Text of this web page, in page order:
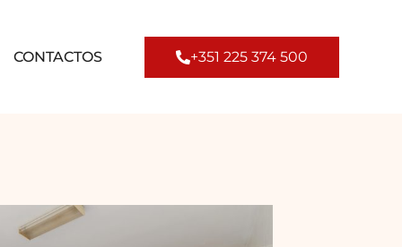
CONTACTOS +351 225 374 500